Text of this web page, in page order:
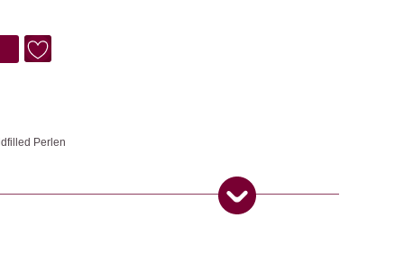
Perlen
traditionellen Methoden in Handarbeit hergestellt.